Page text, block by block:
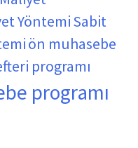
YöntemiSabit
ön muhasebe
programı
programı